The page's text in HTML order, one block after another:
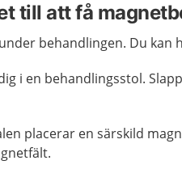
till att få
behandlingen. Du kan
i en behandlingsstol.
placerar en särskild